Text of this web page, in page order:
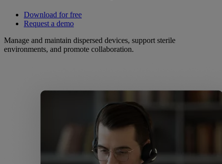
Download for free
Request a demo
Manage and maintain dispersed devices, support sterile
environments, and promote collaboration.